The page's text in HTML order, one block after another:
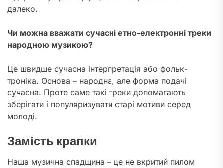
далеко.
Чи можна вважати сучасні етно-електронні треки
народною музикою?
Це швидше сучасна інтерпретація або фольк-
троніка. Основа – народна, але форма подачі
сучасна. Проте саме такі треки допомагають
зберігати і популяризувати старі мотиви серед
молоді.
Замість крапки
Наша музична спадщина – це не вкритий пилом